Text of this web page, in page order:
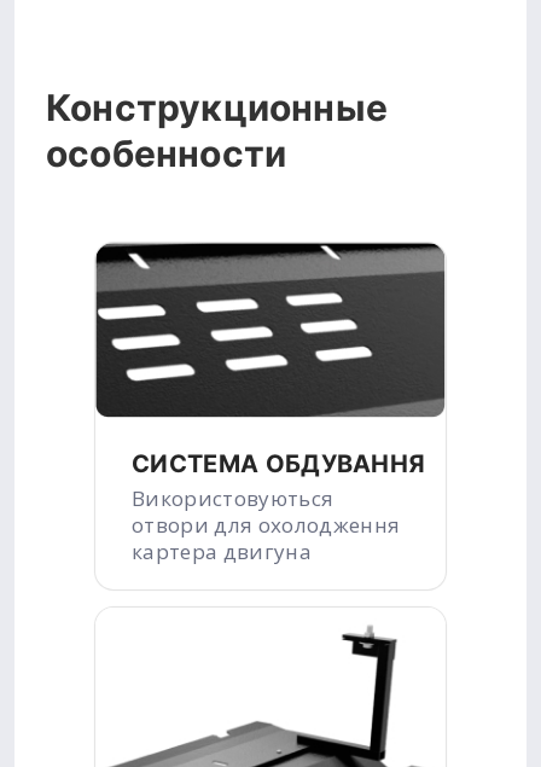
Конструкционные
особенности
СИСТЕМА ОБДУВАННЯ
Використовуються
отвори для охолодження
картера двигуна